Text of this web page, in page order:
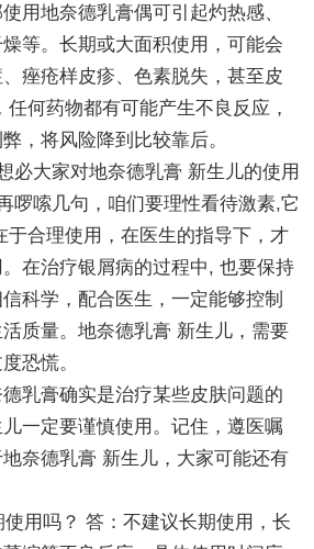
用地奈德乳膏偶可引起灼热感、
等。长期或大面积使用，可能会
痤疮样皮疹、色素脱失，甚至皮
任何药物都有可能产生不良反应，
，将风险降到比较靠后。
必大家对地奈德乳膏 新生儿的使用
啰嗦几句，咱们要理性看待激素,它
于合理使用，在医生的指导下，才
在治疗银屑病的过程中, 也要保持
科学，配合医生，一定能够控制
质量。地奈德乳膏 新生儿，需要
恐慌。
乳膏确实是治疗某些皮肤问题的
一定要谨慎使用。记住，遵医嘱
奈德乳膏 新生儿，大家可能还有
用吗？ 答：不建议长期使用，长